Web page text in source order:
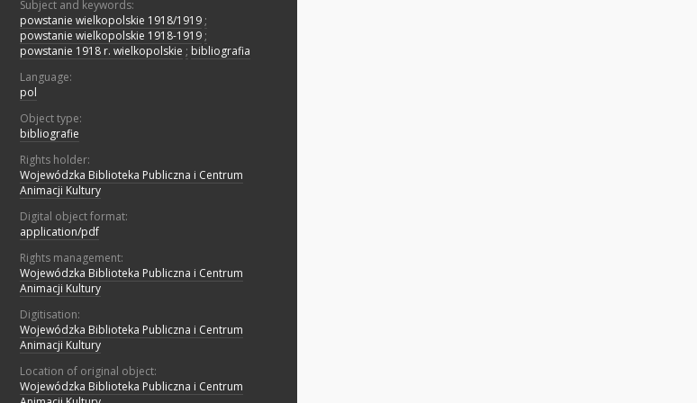
Subject and keywords:
powstanie wielkopolskie 1918/1919 ;
powstanie wielkopolskie 1918-1919 ;
powstanie 1918 r. wielkopolskie ; bibliografia
Language:
pol
Object type:
bibliografie
Rights holder:
Wojewódzka Biblioteka Publiczna i Centrum
Animacji Kultury
Digital object format:
application/pdf
Rights management:
Wojewódzka Biblioteka Publiczna i Centrum
Animacji Kultury
Digitisation:
Wojewódzka Biblioteka Publiczna i Centrum
Animacji Kultury
Location of original object:
Wojewódzka Biblioteka Publiczna i Centrum